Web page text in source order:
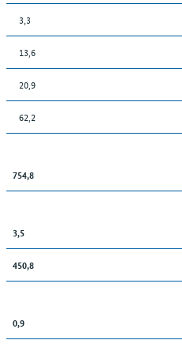
3,3
13,6
20,9
62,2
754,8
3,5
450,8
0,9